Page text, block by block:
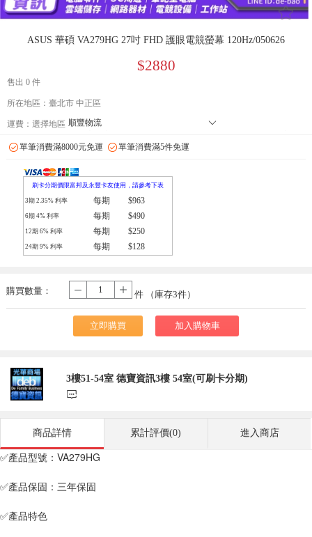
󰄔
ASUS 華碩 VA279HG 27吋 FHD 護眼電競螢幕 120Hz/050626
$2880
售出 0 件
所在地區：臺北市 中正區
運費： 選擇地區 順豐物流 󰄘
郵局
單筆消費滿8000元免運 單筆消費滿5件免運
刷卡分期價限富邦及永豐卡友使用，請參考下表
3期 2.35% 利率 每期 $963
6期 4% 利率 每期 $490
12期 6% 利率 每期 $250
24期 9% 利率 每期 $128
購買數量：
- 件 （庫存3件）
立即購買 加入購物車
3樓51-54室 德寶資訊3樓 54室(可刷卡分期)
󰃨
商品詳情 累計評價(0) 進入商店
✅產品型號：VA279HG
✅產品保固：三年保固
✅產品特色